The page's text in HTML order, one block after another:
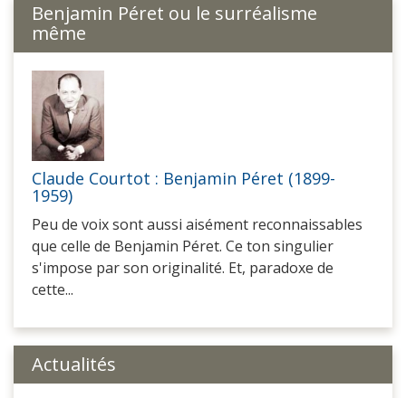
Benjamin Péret ou le surréalisme
même
Claude Courtot : Benjamin Péret (1899-
1959)
Peu de voix sont aussi aisément reconnaissables
que celle de Benjamin Péret. Ce ton singulier
s'impose par son originalité. Et, paradoxe de
cette...
Actualités